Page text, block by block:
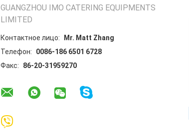
GUANGZHOU IMO CATERING EQUIPMENTS
LIMITED
Контактное лицо:
Mr. Matt Zhang
Телефон:
0086-186 6501 6728
Факс:
86-20-31959270